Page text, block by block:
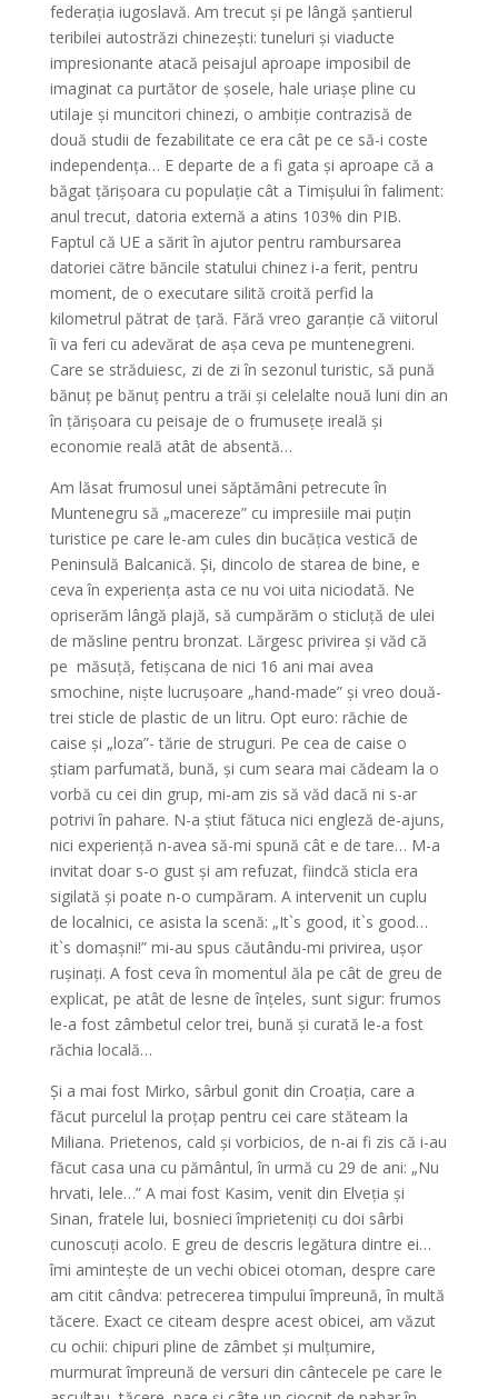
federația iugoslavă. Am trecut și pe lângă șantierul
teribilei autostrăzi chinezești: tuneluri și viaducte
impresionante atacă peisajul aproape imposibil de
imaginat ca purtător de șosele, hale uriașe pline cu
utilaje și muncitori chinezi, o ambiție contrazisă de
două studii de fezabilitate ce era cât pe ce să-i coste
independența… E departe de a fi gata și aproape că a
băgat țărișoara cu populație cât a Timișului în faliment:
anul trecut, datoria externă a atins 103% din PIB.
Faptul că UE a sărit în ajutor pentru rambursarea
datoriei către băncile statului chinez i-a ferit, pentru
moment, de o executare silită croită perfid la
kilometrul pătrat de țară. Fără vreo garanție că viitorul
îi va feri cu adevărat de așa ceva pe muntenegreni.
Care se străduiesc, zi de zi în sezonul turistic, să pună
bănuț pe bănuț pentru a trăi și celelalte nouă luni din an
în țărișoara cu peisaje de o frumusețe ireală și
economie reală atât de absentă…
Am lăsat frumosul unei săptămâni petrecute în
Muntenegru să „macereze” cu impresiile mai puțin
turistice pe care le-am cules din bucățica vestică de
Peninsulă Balcanică. Și, dincolo de starea de bine, e
ceva în experiența asta ce nu voi uita niciodată. Ne
opriserăm lângă plajă, să cumpărăm o sticluță de ulei
de măsline pentru bronzat. Lărgesc privirea și văd că
pe măsuță, fetișcana de nici 16 ani mai avea
smochine, niște lucrușoare „hand-made” și vreo două-
trei sticle de plastic de un litru. Opt euro: răchie de
caise și „loza”- tărie de struguri. Pe cea de caise o
știam parfumată, bună, și cum seara mai cădeam la o
vorbă cu cei din grup, mi-am zis să văd dacă ni s-ar
potrivi în pahare. N-a știut fătuca nici engleză de-ajuns,
nici experiență n-avea să-mi spună cât e de tare… M-a
invitat doar s-o gust și am refuzat, fiindcă sticla era
sigilată și poate n-o cumpăram. A intervenit un cuplu
de localnici, ce asista la scenă: „It`s good, it`s good…
it`s domașni!” mi-au spus căutându-mi privirea, ușor
rușinați. A fost ceva în momentul ăla pe cât de greu de
explicat, pe atât de lesne de înțeles, sunt sigur: frumos
le-a fost zâmbetul celor trei, bună și curată le-a fost
răchia locală…
Și a mai fost Mirko, sârbul gonit din Croația, care a
făcut purcelul la proțap pentru cei care stăteam la
Miliana. Prietenos, cald și vorbicios, de n-ai fi zis că i-au
făcut casa una cu pământul, în urmă cu 29 de ani: „Nu
hrvati, lele…” A mai fost Kasim, venit din Elveția și
Sinan, fratele lui, bosnieci împrieteniți cu doi sârbi
cunoscuți acolo. E greu de descris legătura dintre ei…
îmi amintește de un vechi obicei otoman, despre care
am citit cândva: petrecerea timpului împreună, în multă
tăcere. Exact ce citeam despre acest obicei, am văzut
cu ochii: chipuri pline de zâmbet și mulțumire,
murmurat împreună de versuri din cântecele pe care le